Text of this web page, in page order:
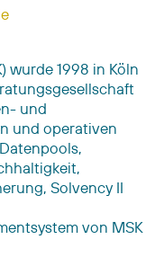
wurde 1998 in Köln
und
und operativen
Solvency II
von MSK